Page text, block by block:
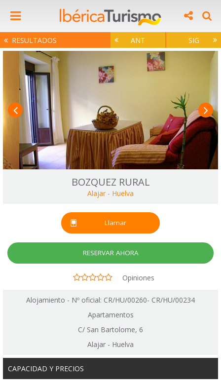
RESULTADOS ANT SIG
BOZQUEZ RURAL
Alajar - Huelva
Llamar
RESERVAR AHORA
Opiniones
Alojamiento - Nº oficial: CR/HU/00260- CR/HU/00234
Apartamentos
C/ San Bartolome, 6
Alajar - Huelva
CAPACIDAD Y PRECIOS